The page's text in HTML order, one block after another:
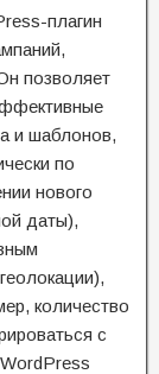
плагин
позволяет
и шаблонов,
по
нового
даты),
количество
с